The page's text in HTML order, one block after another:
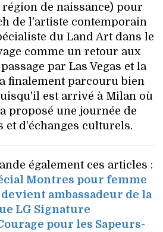
région de naissance) pour
de l'artiste contemporain
du Land Art dans le
comme un retour aux
par Las Vegas et la
a finalement parcouru bien
est arrivé à Milan où
proposé une journée de
et d'échanges culturels.
également ces articles :
Montres pour femme
ambassadeur de la
LG Signature
pour les Sapeurs-